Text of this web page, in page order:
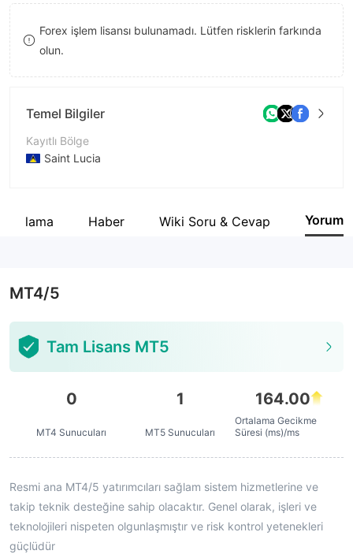
8
9
Forex işlem lisansı bulunamadı. Lütfen risklerin farkında
olun.
Temel Bilgiler
Kayıtlı Bölge
Saint Lucia
Şirket Adı
Haber Wiki Soru & Cevap Yorum
MT4/5
Tam Lisans MT5
0
MT4 Sunucuları
1
MT5 Sunucuları
164.00
Ortalama Gecikme
Süresi (ms)/ms
Resmi ana MT4/5 yatırımcıları sağlam sistem hizmetlerine ve
takip teknik desteğine sahip olacaktır. Genel olarak, işleri ve
teknolojileri nispeten olgunlaşmıştır ve risk kontrol yetenekleri
güçlüdür